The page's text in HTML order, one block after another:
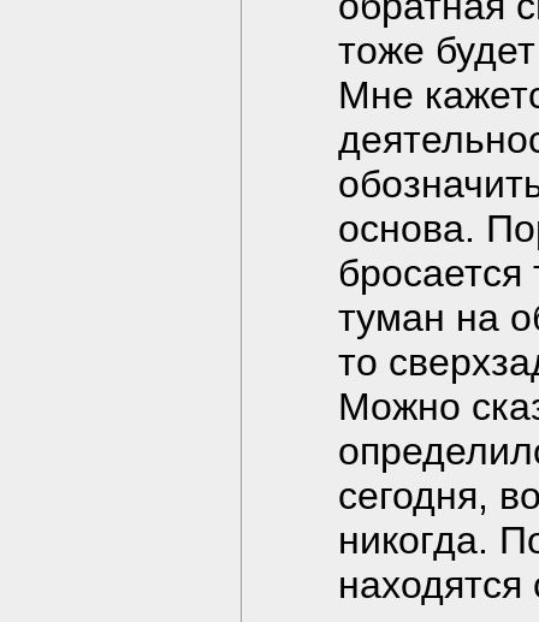
тоже
Мне
основа.
бросается
туман на
то
Можно
сегодня,
никогда.
находятся